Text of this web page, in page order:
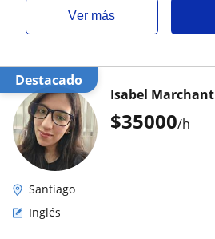
ver más
Destacado
$35000/h
Isabel Marchant
Santiago
Inglés